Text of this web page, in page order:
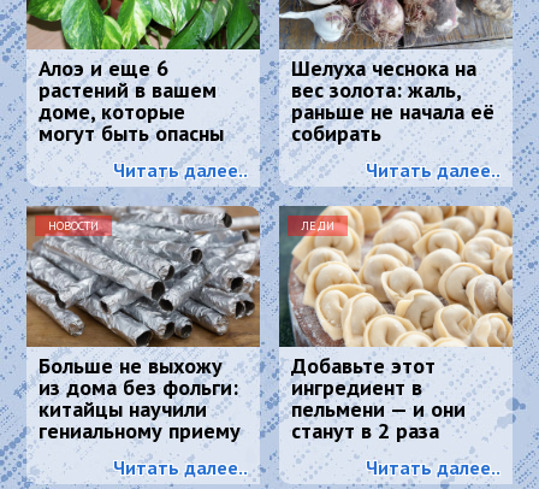
Алоэ и еще 6
растений в вашем
доме, которые
могут быть опасны
для вашего
здоровьяЧитать далее..
Шелуха чеснока на
вес золота: жаль,
раньше не начала её
собирать
Читать далее..
НОВОСТИ
Больше не выхожу
из дома без фольги:
китайцы научили
гениальному приему
- просто и дешево
Читать далее..
ЛЕДИ
Добавьте этот
ингредиент в
пельмени — и они
станут в 2 раза
сочнее и вкуснее:
понравится всем
Читать далее..